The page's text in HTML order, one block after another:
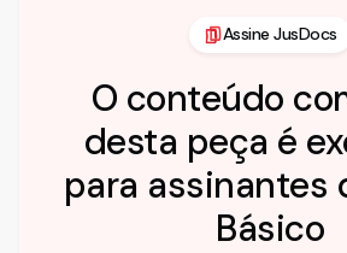
Assine JusDocs
O conteúdo
desta peça é
para assinantes
Básico